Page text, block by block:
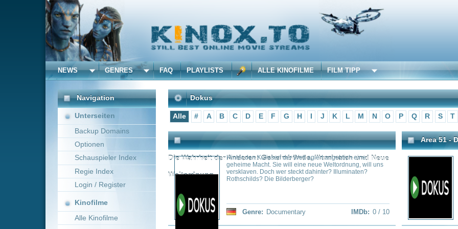
NEWS GENRES FAQ
Navigation
Unterseiten
Backup Domains
Optionen
Schauspieler Index
Regie Index
Login / Register
Kinofilme
Alle Kinofilme
Beliebte
Dokus
Alle A B C D E F G H I J K L M N O P Q R S T U V W X Y Z
Die Wahrheit der Anderen: Geheimbünde, Illuminaten und Neue
Weltordnung
Hinter den Kulissen der Welt agiert angeblich eine
versklaven. Doch wer steckt dahinter? Illuminaten?
Rothschilds? Die Bilderberger?
Genre: Documentary IMDb: 0 / 10
Area 51 - Die Geheimakten der CIA
Basierend auf inzwischen
der CIA, enthüllt die
als "Area 51" bekannt
Jenseits von Spekulationen
Fakten geliefert über das Areal,
Luftfahrtgeschichte von großer
Entwicklung wegweisender
A12, SR71, HAVE BLUE, des
Raptor FA22 fanden hier statt.
der USA von den Tagen des
heutigen militärischen
Genre: Documentary
Eine Unbequeme Wahrheit
Die Fakten: Die zehn wärmsten Jahre auf der Welt seit
Temperaturmessung wurden in den letzten 14 Jahren
gemessen. Polkappen und Gletscher schmelzen
Bowling for Columbine
Dokumentation über den
der amerikanischen
wird. Ausgehend von dem